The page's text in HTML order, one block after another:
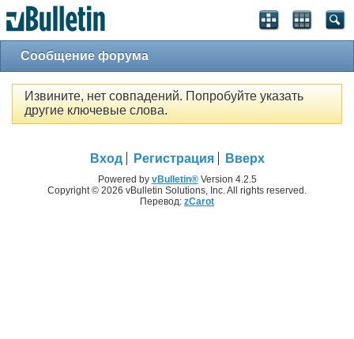
Сообщение форума
Извините, нет совпадений. Попробуйте указать
другие ключевые слова.
Вход Регистрация Вверх
Powered by vBulletin®Version 4.2.5
Copyright © 2026 vBulletin Solutions, Inc. All rights reserved.
Перевод: zCarot